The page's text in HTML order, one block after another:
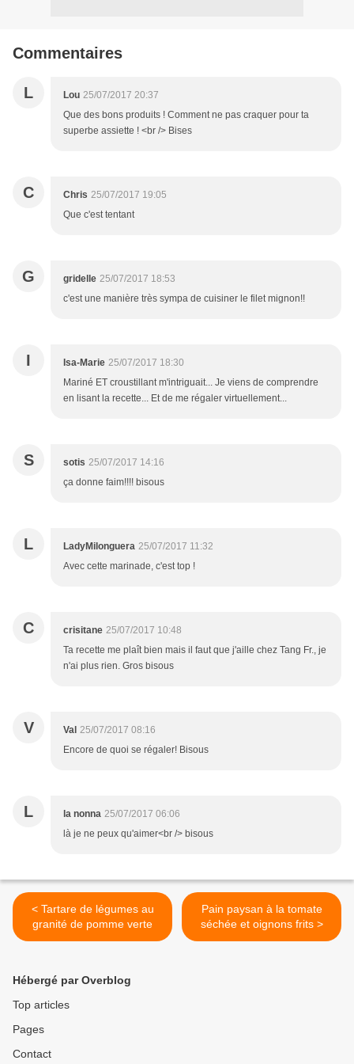
Commentaires
L Lou 25/07/2017 20:37
Que des bons produits ! Comment ne pas craquer pour ta
superbe assiette ! <br /> Bises
C Chris 25/07/2017 19:05
Que c'est tentant
G gridelle 25/07/2017 18:53
c'est une manière très sympa de cuisiner le filet mignon!!
I Isa-Marie 25/07/2017 18:30
Mariné ET croustillant m'intriguait... Je viens de comprendre
en lisant la recette... Et de me régaler virtuellement...
S sotis 25/07/2017 14:16
ça donne faim!!!! bisous
L LadyMilonguera 25/07/2017 11:32
Avec cette marinade, c'est top !
C crisitane 25/07/2017 10:48
Ta recette me plaît bien mais il faut que j'aille chez Tang Fr., je
n'ai plus rien. Gros bisous
V Val 25/07/2017 08:16
Encore de quoi se régaler! Bisous
L la nonna 25/07/2017 06:06
là je ne peux qu'aimer<br /> bisous
< Tartare de légumes au
granité de pomme verte
Pain paysan à la tomate
séchée et oignons frits >
Hébergé par Overblog
Top articles
Pages
Contact